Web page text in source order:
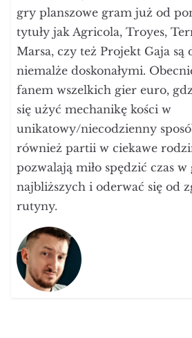
gry planszowe gram już od
tytuły jak Agricola, Troyes,
Marsa, czy też Projekt Gaja
niemalże doskonałymi.
fanem wszelkich gier euro,
się użyć mechanikę kości w
unikatowy/niecodzienny
również partii w ciekawe
pozwalają miło spędzić czas
najbliższych i oderwać się od
rutyny.